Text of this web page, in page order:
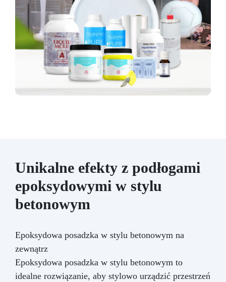
Unikalne efekty z podłogami
epoksydowymi w stylu
betonowym
Epoksydowa posadzka w stylu betonowym na
zewnątrz
Epoksydowa posadzka w stylu betonowym to
idealne rozwiązanie, aby stylowo urządzić przestrzeń